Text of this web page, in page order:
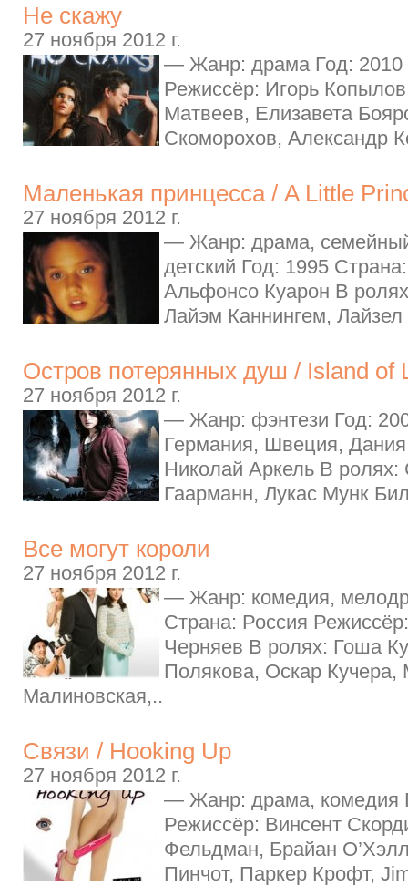
Не скажу
27 ноября 2012 г.
— Жанр: драма Год: 2010
Режиссёр: Игорь
Матвеев, Елизавета
Скоморохов, Александр
Маленькая принцесса / A Little
27 ноября 2012 г.
— Жанр: драма,
детский Год: 1995
Альфонсо Куарон В
Лайэм Каннингем,
Остров потерянных душ / Island of
27 ноября 2012 г.
— Жанр: фэнтези Год:
Германия, Швеция,
Николай Аркель В ролях:
Гаарманн, Лукас Мунк
Все могут короли
27 ноября 2012 г.
— Жанр: комедия,
Страна: Россия
Черняев В ролях: Гоша
Полякова, Оскар
Малиновская,..
Связи / Hooking Up
27 ноября 2012 г.
— Жанр: драма, комедия
Режиссёр: Винсент
Фельдман, Брайан
Пинчот, Паркер Крофт,